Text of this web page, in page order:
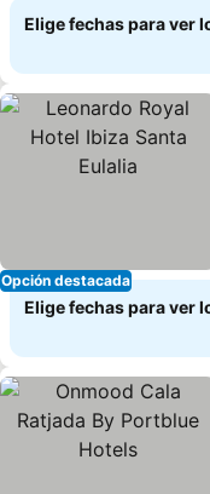
Elige fechas para ver
Opción destacada
Elige fechas para ver